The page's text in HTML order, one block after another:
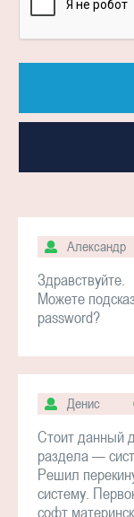
Александр
Здравствуйте.
Можете
password?
Денис
Стоит данный
раздела —
Решил
систему.
софт